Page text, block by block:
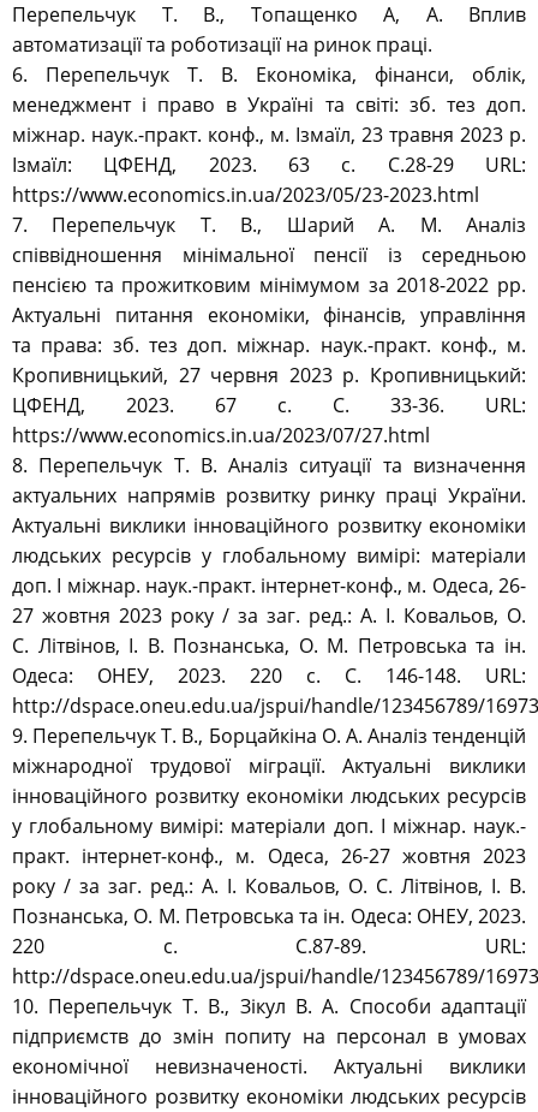
Перепельчук Т. В., Топащенко А, А. Вплив
автоматизації та роботизації на ринок праці.
6. Перепельчук Т. В. Економіка, фінанси, облік,
менеджмент і право в Україні та світі: зб. тез доп.
міжнар. наук.-практ. конф., м. Ізмаїл, 23 травня 2023 р.
Ізмаїл: ЦФЕНД, 2023. 63 с. С.28-29 URL:
https://www.economics.in.ua/2023/05/23-2023.html
7. Перепельчук Т. В., Шарий А. М. Аналіз
співвідношення мінімальної пенсії із середньою
пенсією та прожитковим мінімумом за 2018-2022 рр.
Актуальні питання економіки, фінансів, управління
та права: зб. тез доп. міжнар. наук.-практ. конф., м.
Кропивницький, 27 червня 2023 р. Кропивницький:
ЦФЕНД, 2023. 67 с. С. 33-36. URL:
https://www.economics.in.ua/2023/07/27.html
8. Перепельчук Т. В. Аналіз ситуації та визначення
актуальних напрямів розвитку ринку праці України.
Актуальні виклики інноваційного розвитку економіки
людських ресурсів у глобальному вимірі: матеріали
доп. І міжнар. наук.-практ. інтернет-конф., м. Одеса, 26-
27 жовтня 2023 року / за заг. ред.: А. І. Ковальов, О.
С. Літвінов, І. В. Познанська, О. М. Петровська та ін.
Одеса: ОНЕУ, 2023. 220 с. С. 146-148. URL:
http://dspace.oneu.edu.ua/jspui/handle/123456789/16973
9. Перепельчук Т. В., Борцайкіна О. А. Аналіз тенденцій
міжнародної трудової міграції. Актуальні виклики
інноваційного розвитку економіки людських ресурсів
у глобальному вимірі: матеріали доп. І міжнар. наук.-
практ. інтернет-конф., м. Одеса, 26-27 жовтня 2023
року / за заг. ред.: А. І. Ковальов, О. С. Літвінов, І. В.
Познанська, О. М. Петровська та ін. Одеса: ОНЕУ, 2023.
220 с. С.87-89. URL:
http://dspace.oneu.edu.ua/jspui/handle/123456789/16973
10. Перепельчук Т. В., Зікул В. А. Способи адаптації
підприємств до змін попиту на персонал в умовах
економічної невизначеності. Актуальні виклики
інноваційного розвитку економіки людських ресурсів